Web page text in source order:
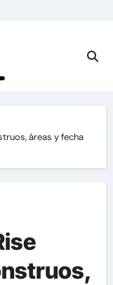
áreas y fecha